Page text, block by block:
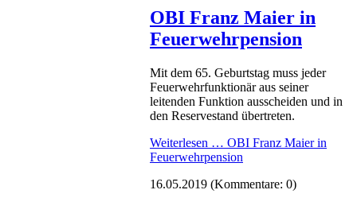
OBI Franz Maier in
Feuerwehrpension
Mit dem 65. Geburtstag muss jeder
Feuerwehrfunktionär aus seiner
leitenden Funktion ausscheiden und in
den Reservestand übertreten.
Weiterlesen … OBI Franz Maier in
Feuerwehrpension
16.05.2019 (Kommentare: 0)